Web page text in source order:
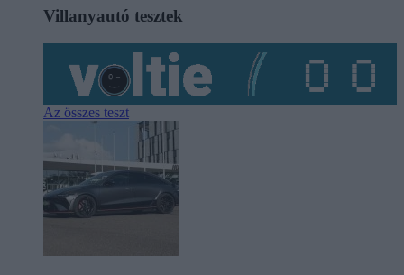
Villanyautó tesztek
Az összes teszt